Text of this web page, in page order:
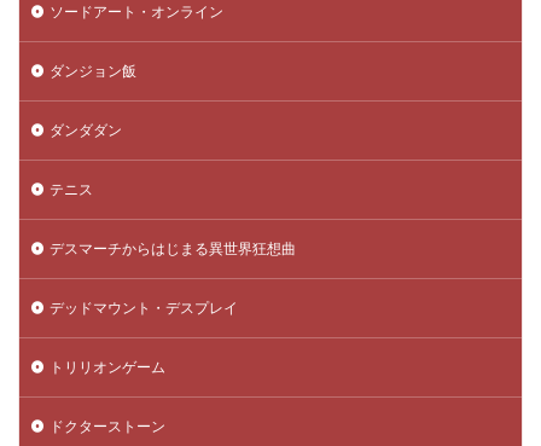
ソードアート・オンライン
ダンジョン飯
ダンダダン
テニス
デスマーチからはじまる異世界狂想曲
デッドマウント・デスプレイ
トリリオンゲーム
ドクターストーン